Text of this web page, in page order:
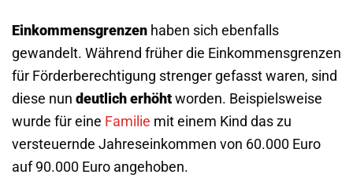
Einkommensgrenzen haben sich ebenfalls
gewandelt. Während früher die Einkommensgrenzen
für Förderberechtigung strenger gefasst waren, sind
diese nun deutlich erhöhtworden. Beispielsweise
wurde für eine Familie mit einem Kind das zu
versteuernde Jahreseinkommen von 60.000 Euro
auf 90.000 Euro angehoben.